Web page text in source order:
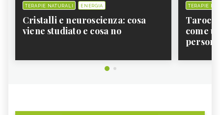
TERAPIE NATURALI ENERGIA
Cristalli e neuroscienza: cosa
viene studiato e cosa no
TERAPIE
come